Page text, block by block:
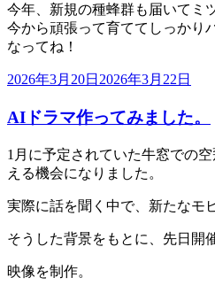
今年、新規の種蜂群も届いてミ
今から頑張って育ててしっかり
なってね！
投
日:
2026年3月20日 2026年3月22日
AIドラマ作ってみました。
1月に予定されていた牛窓での
える機会になりました。
実際に話を聞く中で、新たなモ
そうした背景をもとに、先日開
映像を制作。